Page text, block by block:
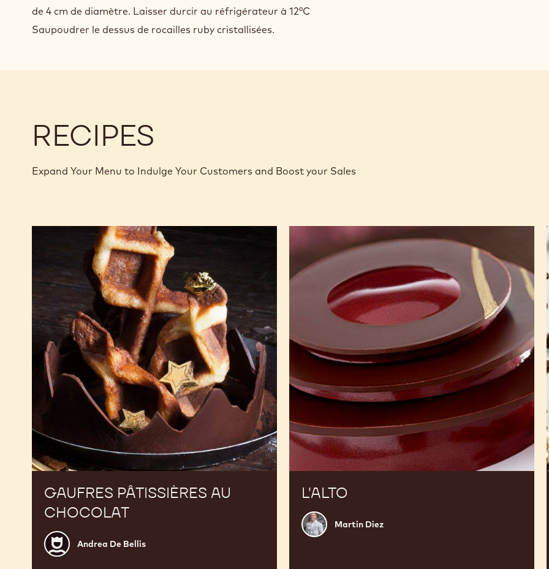
de 4 cm de diamètre. Laisser durcir au réfrigérateur à 12°C
Saupoudrer le dessus de rocailles ruby cristallisées.
RECIPES
Expand Your Menu to Indulge Your Customers and Boost your Sales
GAUFRES PÂTISSIÈRES AU
CHOCOLAT
Andrea
De
Andrea De Bellis
chocolat
L'ALTO
Martin
Diez
Martin Diez